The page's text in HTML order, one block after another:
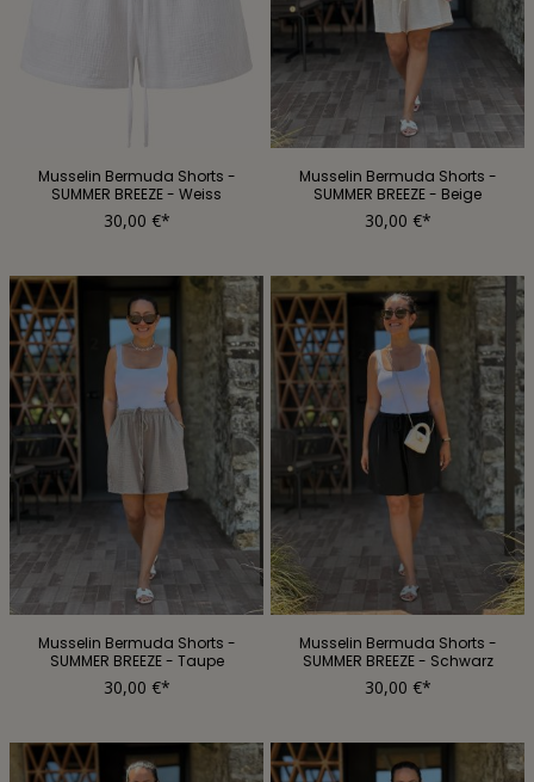
Musselin Bermuda Shorts -
SUMMER BREEZE - Weiss
30,00 €*
Musselin Bermuda Shorts -
SUMMER BREEZE - Beige
30,00 €*
Musselin Bermuda Shorts -
SUMMER BREEZE - Taupe
30,00 €*
Musselin Bermuda Shorts -
SUMMER BREEZE - Schwarz
30,00 €*